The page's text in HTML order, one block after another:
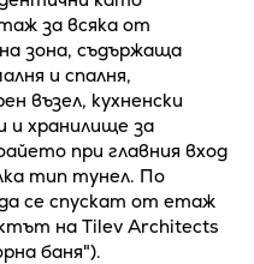
за всяка от
зона, съдържаща
и спалня,
възел, кухненски
и хранилище за
при главния вход
тип тунел. По
се спускат от етаж
на Tilev Architects
баня").